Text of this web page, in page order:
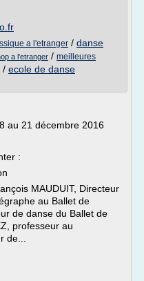
a l'etranger / danse
a l'etranger / meilleures
/ ecole de danse
au 21 décembre 2016
:
MAUDUIT, Directeur
au Ballet de
de danse du Ballet de
professeur au
de...